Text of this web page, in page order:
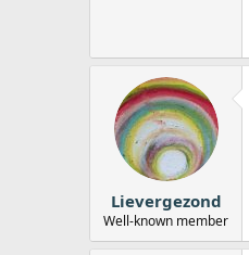
Lievergezond
Well-known member